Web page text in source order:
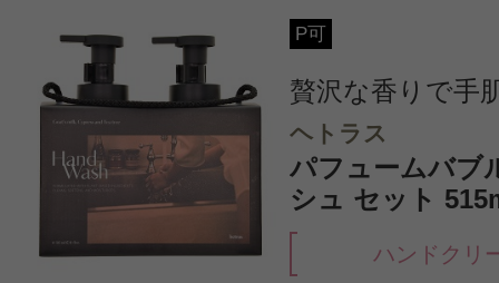
P可
贅沢な香りで手
ヘトラス
パフュームバブ
シュ セット
ハンドクリ